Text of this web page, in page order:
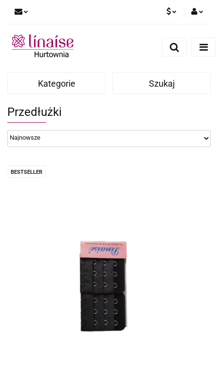
EUR
Zarejestruj się
Kategorie Szukaj
Przedłużki
BESTSELLER